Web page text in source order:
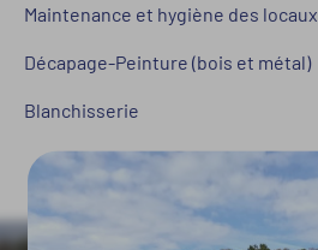
Maintenance et hygiène des locaux
Décapage-Peinture (bois et métal)
Blanchisserie